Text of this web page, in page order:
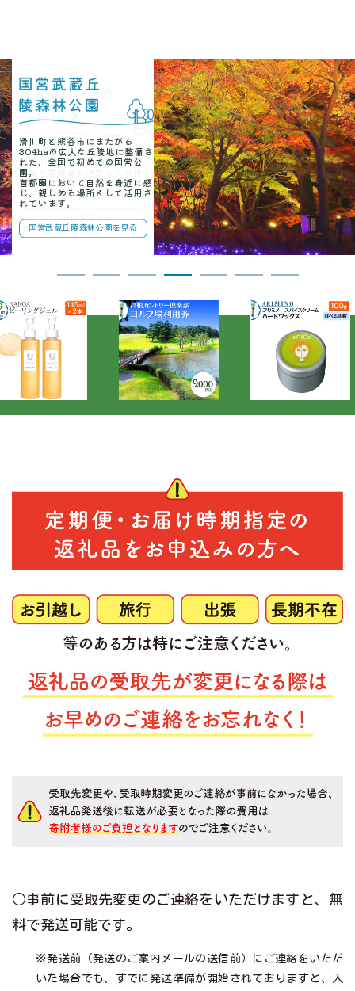
○事前に受取先変更のご連絡をいただけますと、無
料で発送可能です。
※発送前（発送のご案内メールの送信前）にご連絡をいただ
いた場合でも、すでに発送準備が開始されておりますと、入